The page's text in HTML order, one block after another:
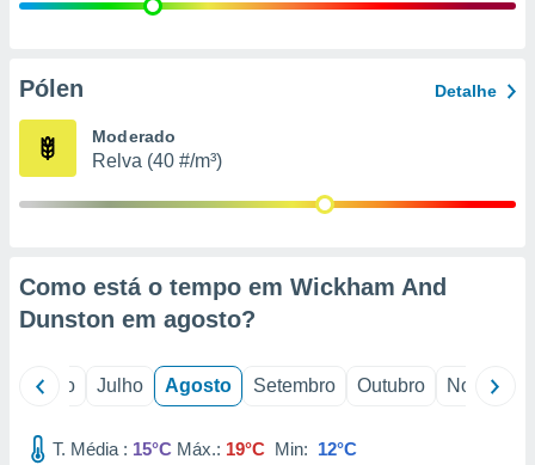
e
de
Pólen Detalhe
Moderado
Relva (40 #/m³)
Como está o tempo em Wickham And
Dunston em agosto?
Junho Julho Agosto Setembro Outubro Novembro
T. Média : 15°C Máx.: 19°C Min: 12°C